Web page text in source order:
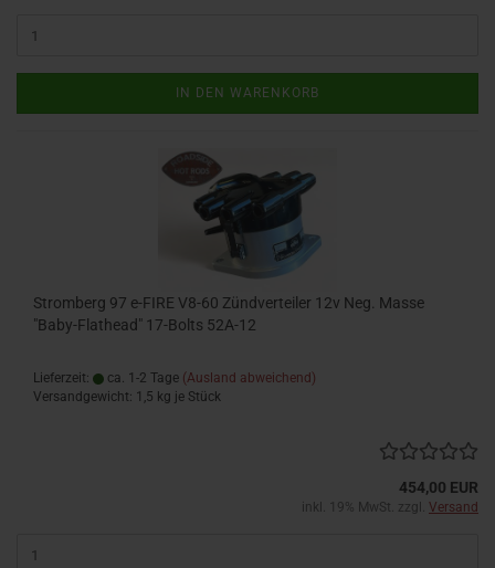
IN DEN WARENKORB
Stromberg 97 e-FIRE V8-60 Zündverteiler 12v Neg. Masse
"Baby-Flathead" 17-Bolts 52A-12
Lieferzeit: ca. 1-2 Tage (Ausland abweichend)
Versandgewicht: 1,5 kg je Stück
454,00 EUR
inkl. 19% MwSt. zzgl. Versand